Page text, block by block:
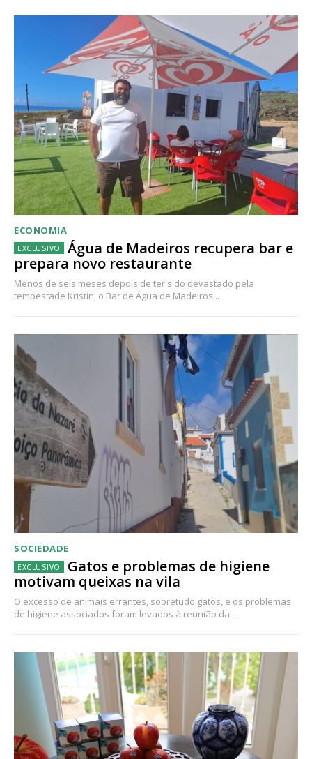
ECONOMIA
Água de Madeiros recupera bar e
prepara novo restaurante
Menos de seis meses depois de ter sido devastado pela
tempestade Kristin, o Bar de Água de Madeiros...
SOCIEDADE
Gatos e problemas de higiene
motivam queixas na vila
O excesso de animais errantes, sobretudo gatos, e os problemas
de higiene associados foram levados à reunião da...